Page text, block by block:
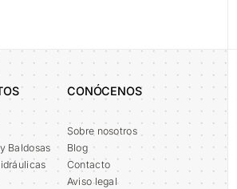
Baldosas
CONÓCENOS
Sobre nosotros
Blog
Contacto
Aviso legal